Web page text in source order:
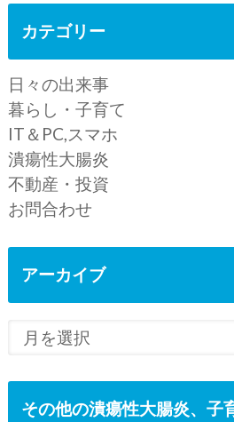
カテゴリー
日々の出来事
暮らし・子育て
IT＆PC,スマホ
潰瘍性大腸炎
不動産・投資
お問合わせ
アーカイブ
その他の潰瘍性大腸炎、子